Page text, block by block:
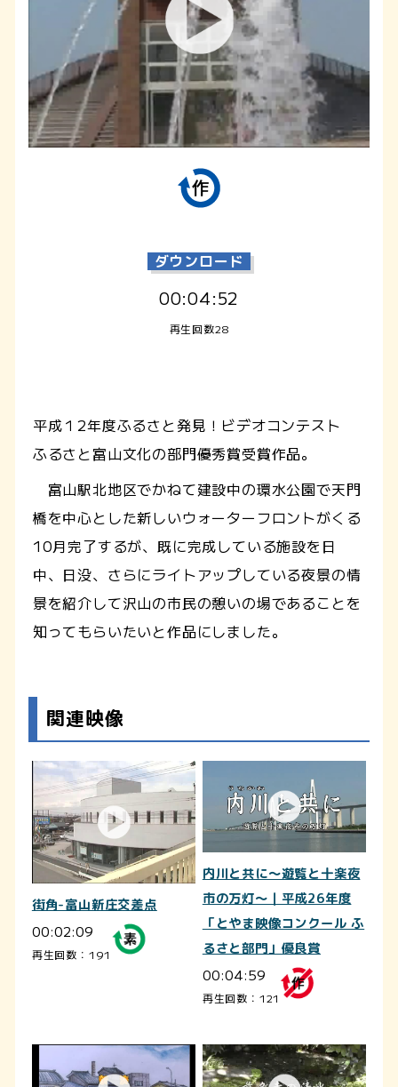
ダウンロード
00:04:52
再生回数28
平成１2年度ふるさと発見！ビデオコンテスト
ふるさと富山文化の部門優秀賞受賞作品。
富山駅北地区でかねて建設中の環水公園で天門
橋を中心とした新しいウォーターフロントがくる
10月完了するが、既に完成している施設を日
中、日没、さらにライトアップしている夜景の情
景を紹介して沢山の市民の憩いの場であることを
知ってもらいたいと作品にしました。
関連映像
街角-富山新庄交差点
00:02:09
再生回数：191
内川と共に～遊覧と十楽夜
市の万灯～｜平成26年度
「とやま映像コンクール ふ
るさと部門」優良賞
00:04:59
再生回数：121